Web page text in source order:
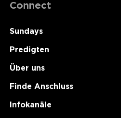
Connect
Sundays
Predigten
Über uns
Finde Anschluss
Infokanäle